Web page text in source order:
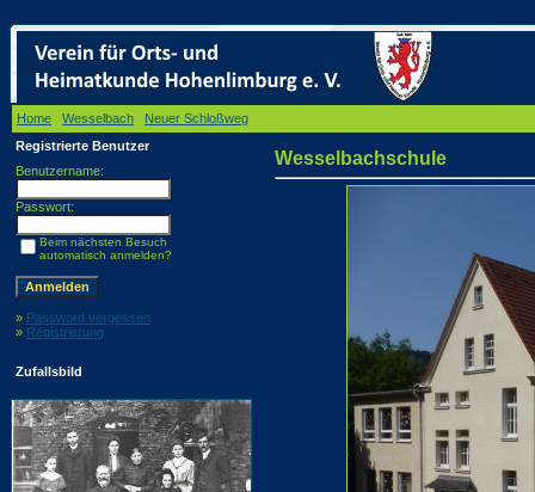
Home Wesselbach Neuer Schloßweg
Registrierte Benutzer
Benutzername:
Passwort:
Beim nächsten Besuch
automatisch anmelden?
» Password vergessen
» Registrierung
Zufallsbild
Wesselbachschule